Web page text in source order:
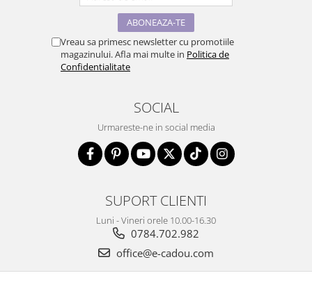
Vreau sa primesc newsletter cu promotiile
magazinului. Afla mai multe in Politica de
Confidentialitate
SOCIAL
Urmareste-ne in social media
SUPORT CLIENTI
Luni - Vineri orele 10.00-16.30
0784.702.982
office@e-cadou.com